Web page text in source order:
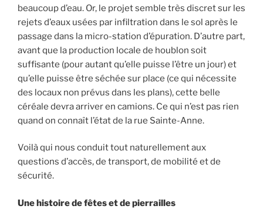
beaucoup d’eau. Or, le projet semble très discret sur les
rejets d’eaux usées par infiltration dans le sol après le
passage dans la micro-station d’épuration. D’autre part,
avant que la production locale de houblon soit
suffisante (pour autant qu’elle puisse l’être un jour) et
qu’elle puisse être séchée sur place (ce qui nécessite
des locaux non prévus dans les plans), cette belle
céréale devra arriver en camions. Ce qui n’est pas rien
quand on connaît l’état de la rue Sainte-Anne.
Voilà qui nous conduit tout naturellement aux
questions d’accès, de transport, de mobilité et de
sécurité.
Une histoire de fêtes et de pierrailles